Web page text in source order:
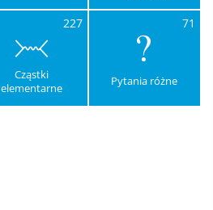
227
Cząstki
elementarne
71
Pytania różne